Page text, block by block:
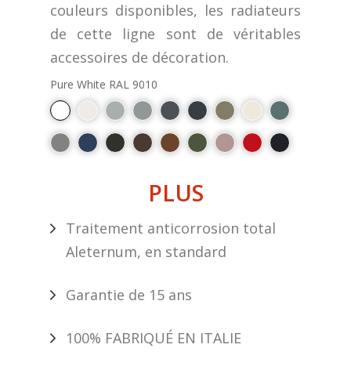
couleurs disponibles, les radiateurs
de cette ligne sont de véritables
accessoires de décoration.
Pure White RAL 9010
PLUS
Traitement anticorrosion total
Aleternum, en standard
Garantie de 15 ans
100% FABRIQUÉ EN ITALIE